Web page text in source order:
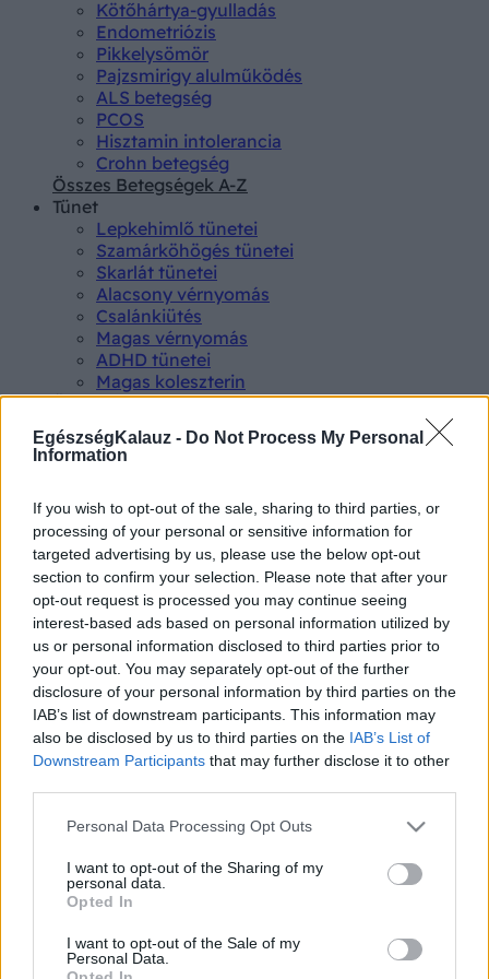
EgészségKalauz - Do Not Process My Personal
Information
If you wish to opt-out of the sale, sharing to third parties, or
processing of your personal or sensitive information for
targeted advertising by us, please use the below opt-out
section to confirm your selection. Please note that after your
opt-out request is processed you may continue seeing
interest-based ads based on personal information utilized by
us or personal information disclosed to third parties prior to
your opt-out. You may separately opt-out of the further
disclosure of your personal information by third parties on the
IAB’s list of downstream participants. This information may
also be disclosed by us to third parties on the IAB’s List of
Downstream Participants that may further disclose it to other
Please note that this website/app uses one or more Google
not limited to your visit or usage behaviour. You may click to
grant or deny consent to Google and its third-party tags to
use your data for below specified purposes in below Google
consent section.
Personal Data Processing Opt Outs
I want to opt-out of the Sharing of my
personal data.
Opted In
I want to opt-out of the Sale of my
Personal Data.
Kötőhártya-gyulladás
Endometriózis
Pikkelysömör
Pajzsmirigy alulműködés
ALS betegség
PCOS
Hisztamin intolerancia
Crohn betegség
Összes Betegségek A-Z
Tünet
Lepkehimlő tünetei
Szamárköhögés tünetei
Skarlát tünetei
Alacsony vérnyomás
Csalánkiütés
Magas vérnyomás
ADHD tünetei
Magas koleszterin
Összes Tünet
Vizsgálat
Kortizol szint
CT-vizsgálat
Triglicerid szint
LDL-koleszterin
Magas CRP
Mammográfia
EKG
Összes Vizsgálat
Kezelés
Aranyér kezelése
Kemoterápia
Szürkehályog műtét
Vízszerű hasmenés
Afta kezelése
Dagadt boka kezelése
Napallergia kezelése
Fülgyulladás kezelése
Életmódváltás
Kutatás